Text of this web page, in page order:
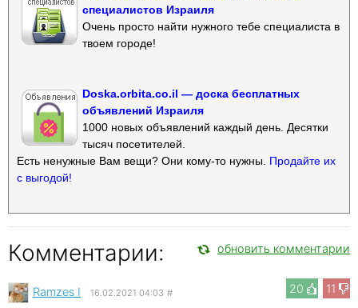
специалистов Израиля
Очень просто найти нужного тебе специалиста в
твоем городе!
Doska.orbita.co.il — доска бесплатных
объявлений Израиля
1000 новых объявлений каждый день. Десятки
тысяч посетителей.
Есть ненужные Вам вещи? Они кому-то нужны. Продайте их
с выгодой!
Комментарии: обновить комментарии
20 11
Ramzes I 16.02.2021 04:03 #